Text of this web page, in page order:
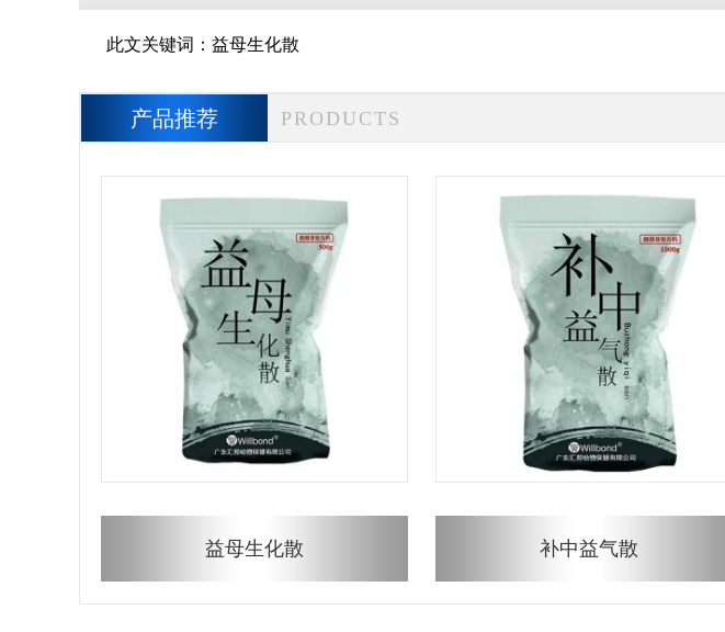
此文关键词： 益母生化散
产品推荐 PRODUCTS
益母生化散 补中益气散